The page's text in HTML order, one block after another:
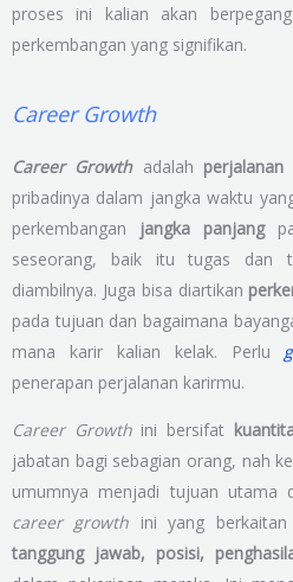
proses ini kalian akan
perkembangan yang signifikan.
Career Growth
Career Growth adalah perjalanan
pribadinya dalam jangka waktu
perkembangan jangka panjang
seseorang, baik itu tugas dan
diambilnya. Juga bisa diartikan
pada tujuan dan bagaimana
mana karir kalian kelak. Perlu
penerapan perjalanan karirmu.
Career Growth ini bersifat
jabatan bagi sebagian orang, nah
umumnya menjadi tujuan utama
career growth ini yang
tanggung jawab, posisi,